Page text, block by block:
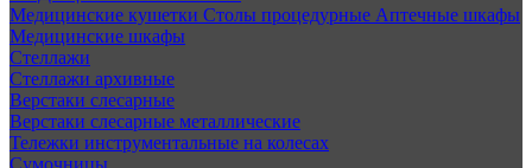
Медицинские кушетки Столы процедурные Аптечные шкафы
Медицинские шкафы
Стеллажи
Стеллажи архивные
Верстаки слесарные
Верстаки слесарные металлические
Тележки инструментальные на колесах